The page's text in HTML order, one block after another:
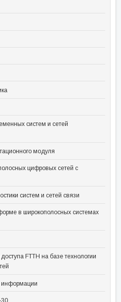
систем и сетей
модуля
цифровых сетей с
систем и сетей связи
в широкополосных системах
FTTH на базе технологии
информации
30